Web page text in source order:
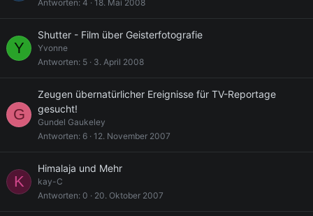
Antworten 4 18. Mai 2008
Y
Shutter - Film über Geisterfotografie
Yvonne
Antworten 5 3. April 2008
G
Zeugen übernatürlicher Ereignisse für TV-Reportage
gesucht!
Gundel Gaukeley
Antworten 6 12. November 2007
K
Himalaja und Mehr
kay-C
Antworten 0 20. Oktober 2007